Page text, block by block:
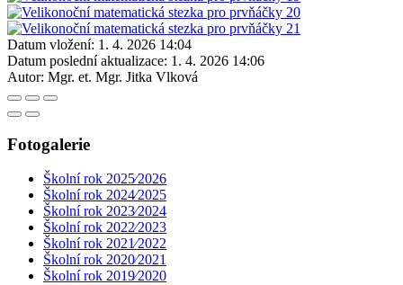
Datum vložení: 1. 4. 2026 14:04
Datum poslední aktualizace: 1. 4. 2026 14:06
Autor: Mgr. et. Mgr. Jitka Vlková
Fotogalerie
Školní rok 2025⁄2026
Školní rok 2024⁄2025
Školní rok 2023⁄2024
Školní rok 2022⁄2023
Školní rok 2021⁄2022
Školní rok 2020⁄2021
Školní rok 2019⁄2020